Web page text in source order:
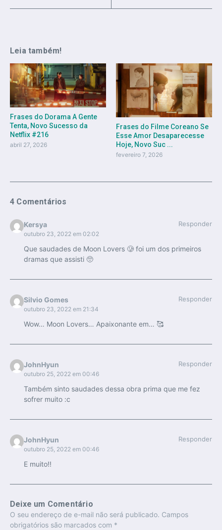
Leia também!
Frases do Dorama A Gente
Tenta, Novo Sucesso da
Netflix #216
abril 27, 2026
Frases do Filme Coreano Se
Esse Amor Desaparecesse
Hoje, Novo Suc ...
fevereiro 7, 2026
4 Comentários
Kersya
outubro 23, 2022 em 02:02
Responder
Que saudades de Moon Lovers 🥲 foi um dos primeiros
dramas que assisti 🥺
Silvio Gomes
outubro 23, 2022 em 21:34
Responder
Wow… Moon Lovers… Apaixonante em… 🥰
JohnHyun
outubro 25, 2022 em 00:46
Responder
Também sinto saudades dessa obra prima que me fez
sofrer muito :c
JohnHyun
outubro 25, 2022 em 00:46
Responder
E muito!!
Deixe um Comentário
O seu endereço de e-mail não será publicado. Campos
obrigatórios são marcados com *